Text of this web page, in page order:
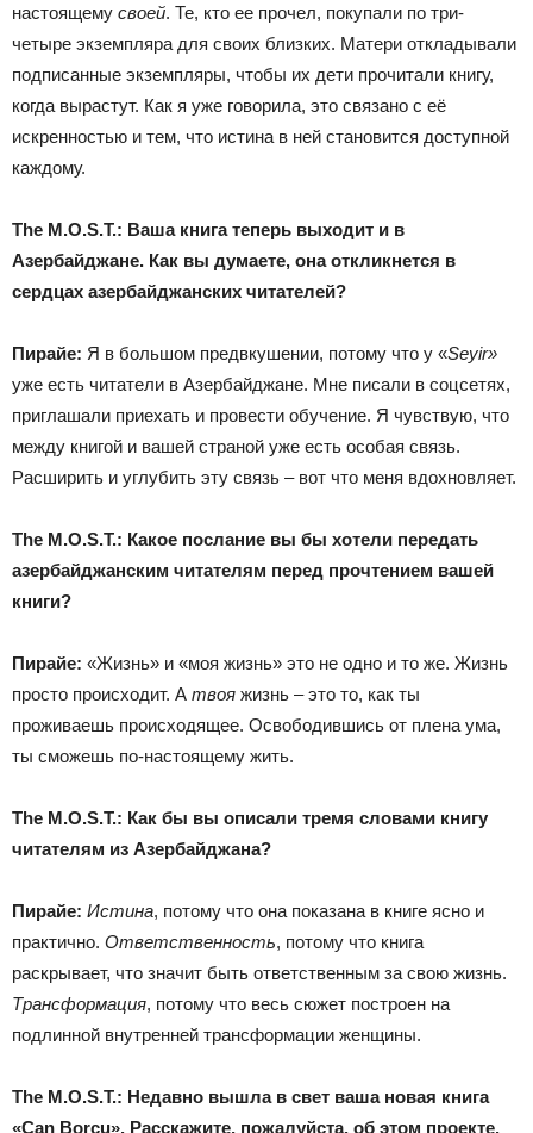
настоящему своей. Те, кто ее прочел, покупали по три-
четыре экземпляра для своих близких. Матери откладывали
подписанные экземпляры, чтобы их дети прочитали книгу,
когда вырастут. Как я уже говорила, это связано с её
искренностью и тем, что истина в ней становится доступной
каждому.
The M.O.S.T.: Ваша книга теперь выходит и в
Азербайджане. Как вы думаете, она откликнется в
сердцах азербайджанских читателей?
Пирайе: Я в большом предвкушении, потому что у «Seyir»
уже есть читатели в Азербайджане. Мне писали в соцсетях,
приглашали приехать и провести обучение. Я чувствую, что
между книгой и вашей страной уже есть особая связь.
Расширить и углубить эту связь – вот что меня вдохновляет.
The M.O.S.T.: Какое послание вы бы хотели передать
азербайджанским читателям перед прочтением вашей
книги?
Пирайе: «Жизнь» и «моя жизнь» это не одно и то же. Жизнь
просто происходит. А твоя жизнь – это то, как ты
проживаешь происходящее. Освободившись от плена ума,
ты сможешь по-настоящему жить.
The M.O.S.T.: Как бы вы описали тремя словами книгу
читателям из Азербайджана?
Пирайе: Истина, потому что она показана в книге ясно и
практично. Ответственность, потому что книга
раскрывает, что значит быть ответственным за свою жизнь.
Трансформация, потому что весь сюжет построен на
подлинной внутренней трансформации женщины.
The M.O.S.T.: Недавно вышлав свет ваша новая книга
«Can Borcu». Расскажите, пожалуйста, об этом проекте.